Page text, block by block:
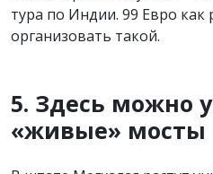
тура по Индии. 99 Евро
организовать такой.
5. Здесь можно
«живые» мосты